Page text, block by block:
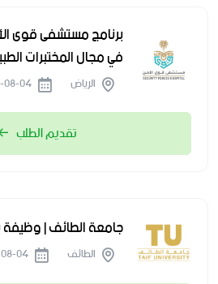
برنامج مستشفى قوى
في مجال المختبرات
الرياض
تقديم الطلب
جامعة الطائف | وظيفة
الطائف